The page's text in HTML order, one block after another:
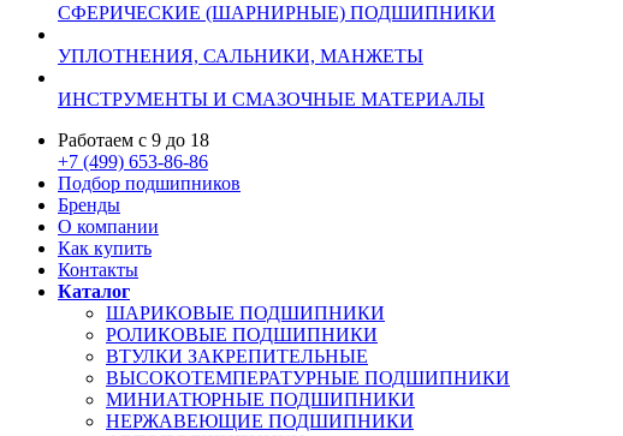
СФЕРИЧЕСКИЕ (ШАРНИРНЫЕ) ПОДШИПНИКИ
УПЛОТНЕНИЯ, САЛЬНИКИ, МАНЖЕТЫ
ИНСТРУМЕНТЫ И СМАЗОЧНЫЕ МАТЕРИАЛЫ
Работаем с 9 до 18
+7 (499) 653-86-86
Подбор подшипников
Бренды
О компании
Как купить
Контакты
Каталог
ШАРИКОВЫЕ ПОДШИПНИКИ
РОЛИКОВЫЕ ПОДШИПНИКИ
ВТУЛКИ ЗАКРЕПИТЕЛЬНЫЕ
ВЫСОКОТЕМПЕРАТУРНЫЕ ПОДШИПНИКИ
МИНИАТЮРНЫЕ ПОДШИПНИКИ
НЕРЖАВЕЮЩИЕ ПОДШИПНИКИ